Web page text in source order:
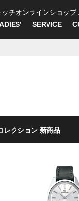
ッチオンラインショップ
SERVICE
レクション 新商品